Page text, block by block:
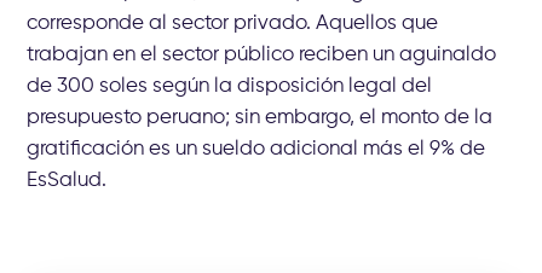
corresponde al sector privado. Aquellos que
trabajan en el sector público reciben un aguinaldo
de 300 soles según la disposición legal del
presupuesto peruano; sin embargo, el monto de la
gratificación es un sueldo adicional más el 9% de
EsSalud.